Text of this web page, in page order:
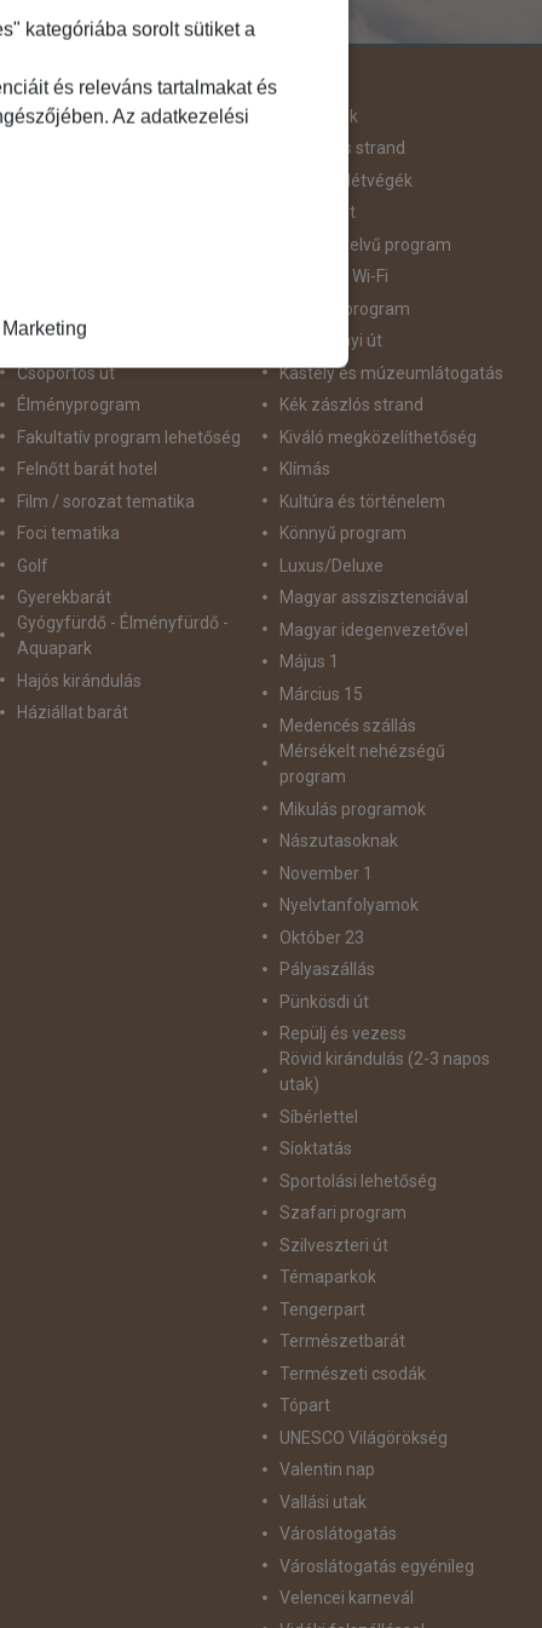
Útjellemző
Adventi út
Csillagtúra
Csoportos út
Élményprogram
Fakultatív program lehetőség
Felnőtt barát hotel
Film / sorozat tematika
Foci tematika
Golf
Gyerekbarát
Gyógyfürdő - Élményfürdő -
Aquapark
Hajós kirándulás
Háziállat barát
Hegyvidék
Homokos strand
Hosszú Hétvégék
Húsvéti út
idegennyelvű program
Ingyenes Wi-Fi
Intenzív program
Karácsonyi út
Kastély és múzeumlátogatás
Kék zászlós strand
Kiváló megközelíthetőség
Klímás
Kultúra és történelem
Könnyű program
Luxus/Deluxe
Magyar asszisztenciával
Magyar idegenvezetővel
Május 1
Március 15
Medencés szállás
Mérsékelt nehézségű
program
Mikulás programok
Nászutasoknak
November 1
Nyelvtanfolyamok
Október 23
Pályaszállás
Pünkösdi út
Repülj és vezess
Rövid kirándulás (2-3 napos
utak)
Síbérlettel
Síoktatás
Sportolási lehetőség
Szafari program
Szilveszteri út
Témaparkok
Tengerpart
Természetbarát
Természeti csodák
Tópart
UNESCO Világörökség
Valentin nap
Vallási utak
Városlátogatás
Városlátogatás egyénileg
Velencei karnevál
kategóriába sorolt sütiket a
és releváns tartalmakat és
Az adatkezelési
Marketing